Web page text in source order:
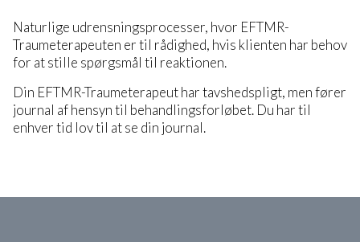
Naturlige udrensningsprocesser, hvor EFTMR-
Traumeterapeuten er til rådighed, hvis klienten har behov
for at stille spørgsmål til reaktionen.
Din EFTMR-Traumeterapeut har tavshedspligt, men fører
journal af hensyn til behandlingsforløbet. Du har til
enhver tid lov til at se din journal.